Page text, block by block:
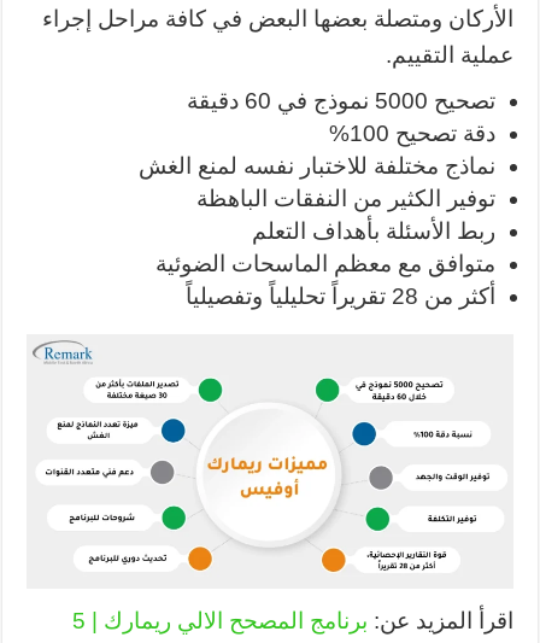
الأركان ومتصلة بعضها البعض في كافة مراحل إجراء
عملية التقييم.
تصحيح 5000 نموذج في 60 دقيقة
دقة تصحيح 100%
نماذج مختلفة للاختبار نفسه لمنع الغش
توفير الكثير من النفقات الباهظة
ربط الأسئلة بأهداف التعلم
متوافق مع معظم الماسحات الضوئية
أكثر من 28 تقريراً تحليلياً وتفصيلياً
اقرأ المزيد عن:
برنامج المصحح الالي ريمارك | 5